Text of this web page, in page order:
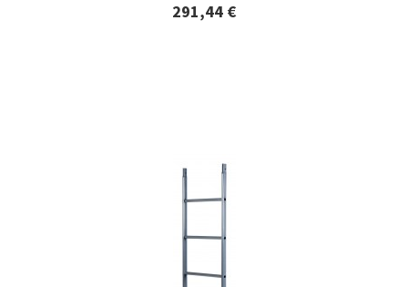
291,44 €
Lisätiedot ja tilaaminen